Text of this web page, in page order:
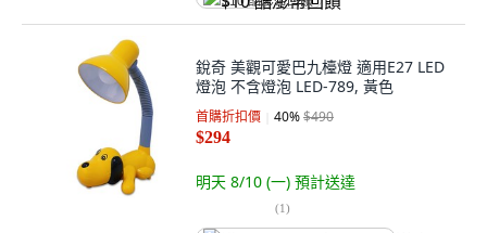
銳奇 美觀可愛巴九檯燈 適用E27 LED
燈泡 不含燈泡 LED-789, 黃色
首購折扣價 40%$490
$294
明天 8/10 (一) 預計送達
(1)